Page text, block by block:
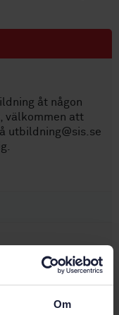
Om
åt någon
välkommen att
utbildning@sis.se
Till bokning